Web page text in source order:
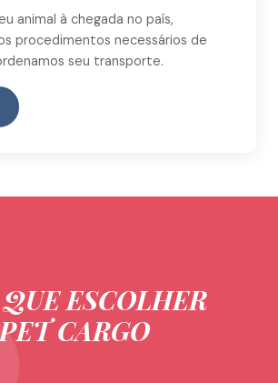
animal à chegada no país,
procedimentos necessários de
seu transporte.
ESCOLHER
PET CARGO